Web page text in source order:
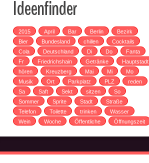
Ideenfinder
2015 April Bar Berlin
Bezirk
Bier
Bundesland chillen
Cocktails
Cola
Deutschland Di Do
Fanta
Fr
Friedrichshain Getränke
Hauptstadt
hören
Kreuzberg Mai Mi
Mo
Musik
Ort Parkplatz PLZ
reden
Sa
Saft Sekt sitzen
So
Sommer
Sprite Stadt
Straße
Telefon
Toilette trinken
Wasser
Wein
Woche Öffentliche Öffnungszeit
altstadt/">